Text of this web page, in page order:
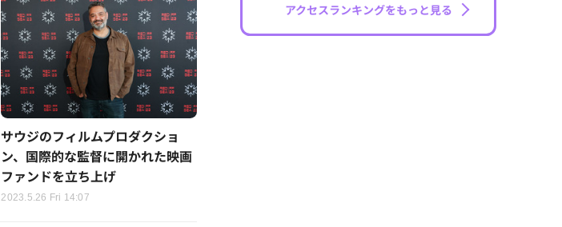
サウジのフィルムプロダクショ
ン、国際的な監督に開かれた映画
ファンドを立ち上げ
2023.5.26 Fri 14:07
アクセスランキングをもっと見る